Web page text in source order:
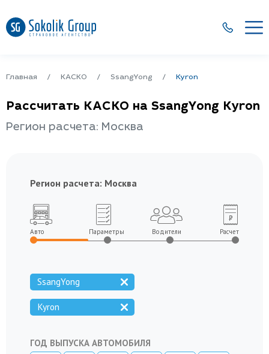
Главная КАСКО SsangYong Kyron
Рассчитать КАСКО на SsangYong Kyron
Регион расчета: Москва
Регион расчета: Москва
Авто Параметры Водители Расчет
SsangYong
Kyron
ГОД ВЫПУСКА АВТОМОБИЛЯ